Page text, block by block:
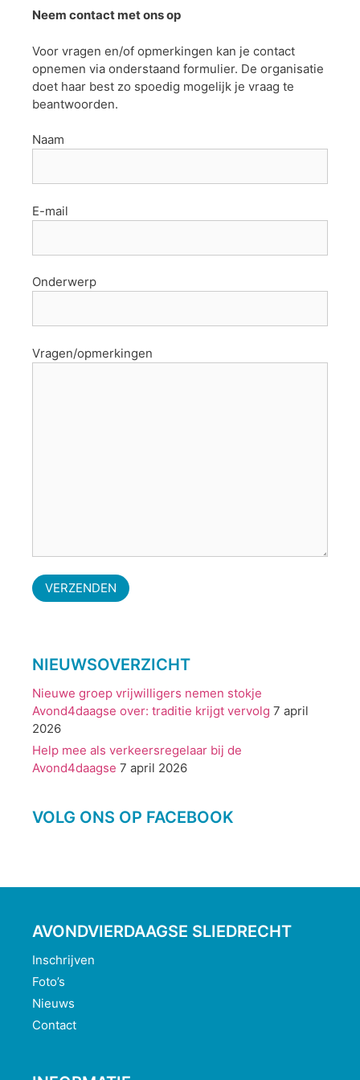
Neem contact met ons op
Voor vragen en/of opmerkingen kan je contact
opnemen via onderstaand formulier. De organisatie
doet haar best zo spoedig mogelijk je vraag te
beantwoorden.
Naam
E-mail
Onderwerp
Vragen/opmerkingen
NIEUWSOVERZICHT
Nieuwe groep vrijwilligers nemen stokje
Avond4daagse over: traditie krijgt vervolg 7 april
2026
Help mee als verkeersregelaar bij de
Avond4daagse 7 april 2026
VOLG ONS OP FACEBOOK
AVONDVIERDAAGSE SLIEDRECHT
Inschrijven
Foto’s
Nieuws
Contact